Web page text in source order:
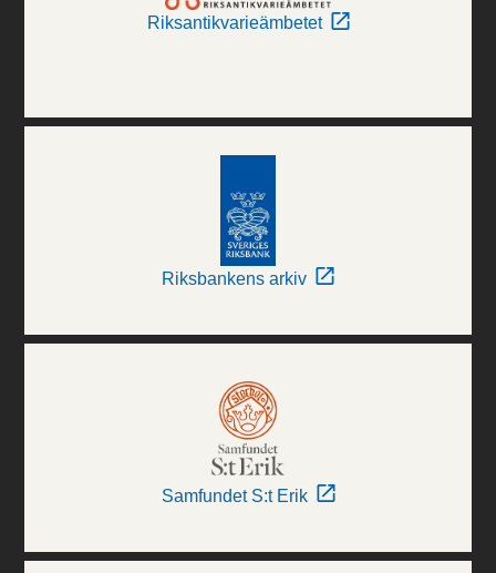
Riksantikvarieämbetet
Riksbankens arkiv
Samfundet S:t Erik